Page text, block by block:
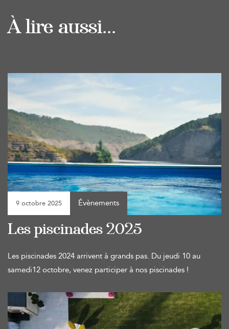
À lire aussi...
9 octobre 2025 Évènements
Les piscinades 2025
Les piscinades 2024 arrivent à grands pas. Du jeudi 10 au
samedi12 octobre, venez participer à nos piscinades !